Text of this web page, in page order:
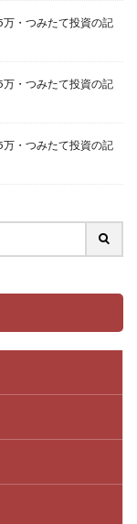
・つみたて投資の記
・つみたて投資の記
・つみたて投資の記